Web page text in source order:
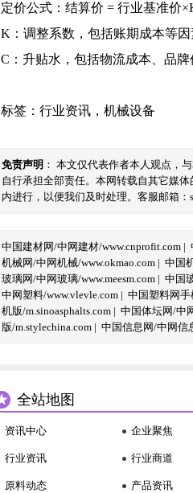
定价公式：结算价 = 行业基准价
K：调整系数，包括账期成本等因
C：升贴水，包括物流成本、品牌
标签： 行业资讯 ， 机械设备
免责声明 ： 本文仅代表作者本人观点，
自行承担全部责任。本网转载自其它媒
内进行，以便我们及时处理。客服邮箱：
中国建材网/中网建材/www.cnprofit.com |
机械网/中网机械/www.okmao.com | 中国
玻璃网/中网玻璃/www.meesm.com | 中国
中网塑料/www.vlevle.com | 中国塑料网
机版/m.sinoasphalts.com | 中国体坛网/中
版/m.stylechina.com | 中国信息网/中网信
全站地图
资讯中心
行业资讯
原料动态
企业聚焦
行业商道
产品资讯